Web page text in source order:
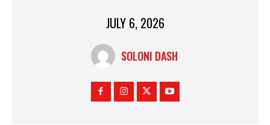
JULY 6, 2026
SOLONI DASH